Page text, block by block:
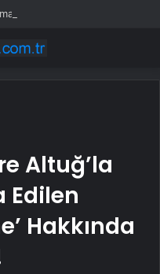
Altuğ’la
Edilen
Hakkında